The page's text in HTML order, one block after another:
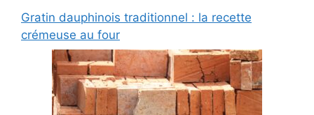
Gratin dauphinois traditionnel : la recette
crémeuse au four